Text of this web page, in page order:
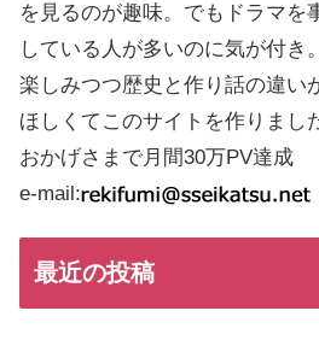
を見るのが趣味。でもドラマを
している人が多いのに気が付き
楽しみつつ歴史と作り話の違い
ほしくてこのサイトを作りまし
おかげさまで月間30万PV達成
e-mail:
最近の投稿